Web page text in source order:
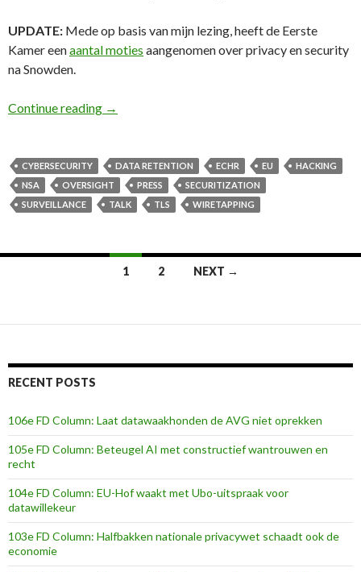
UPDATE: Mede op basis van mijn lezing, heeft de Eerste
Kamer eenaantal moties aangenomen over privacy en security
na Snowden.
Continue reading Opinie FD en Lezing Eerste Kamer:
→
CYBERSECURITY DATA RETENTION ECHR EU
HACKING
NSA
OVERSIGHT PRESS
SECURITIZATION
SURVEILLANCE
TALK TLS WIRETAPPING
1 2 NEXT →
RECENT POSTS
106e FD Column: Laat datawaakhonden de AVG niet oprekken
105e FD Column: Beteugel AI met constructief wantrouwen en
recht
104e FD Column: EU-Hof waakt met Ubo-uitspraak voor
datawillekeur
103e FD Column: Halfbakken nationale privacywet schaadt ook de
economie